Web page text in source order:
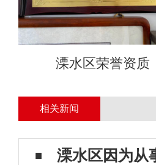
溧水区荣誉资质
相关新闻
溧水区因为从